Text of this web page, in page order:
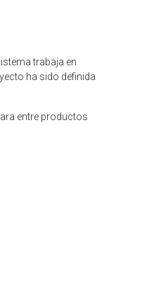
trabaja en
ha sido definida
entre productos